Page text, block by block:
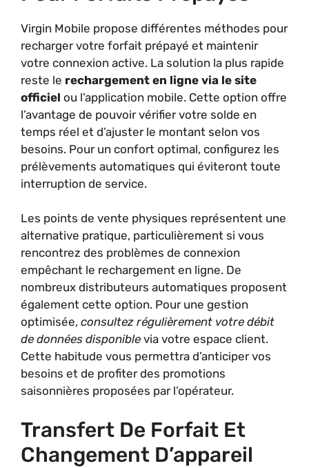
Virgin Mobile propose différentes méthodes pour
recharger votre forfait prépayé et maintenir
votre connexion active. La solution la plus rapide
reste le rechargement en ligne via le site
officiel ou l’application mobile. Cette option offre
l’avantage de pouvoir vérifier votre solde en
temps réel et d’ajuster le montant selon vos
besoins. Pour un confort optimal, configurez les
prélèvements automatiques qui éviteront toute
interruption de service.
Les points de vente physiques représentent une
alternative pratique, particulièrement si vous
rencontrez des problèmes de connexion
empêchant le rechargement en ligne. De
nombreux distributeurs automatiques proposent
également cette option. Pour une gestion
optimisée, consultez régulièrement votre débit
de données disponible via votre espace client.
Cette habitude vous permettra d’anticiper vos
besoins et de profiter des promotions
saisonnières proposées par l’opérateur.
Transfert De Forfait Et
Changement D’appareil